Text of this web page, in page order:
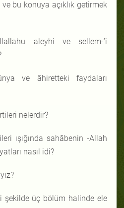
bu konuya açıklık getirmek
aleyhi ve sellem-’i
ve âhiretteki faydaları
nelerdir?
ışığında sahâbenin -Allah
nasıl idi?
şekilde üç bölüm halinde ele